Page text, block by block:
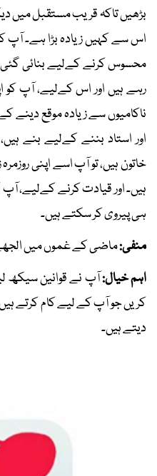
بڑھیں تاکہ قریب مستقبل میں
اس سے کہیں زیادہ بڑا ہے۔ آپ
محسوس کرنے کےلیے بنائی
رہے ہیں اور اس کےلیے، آپ کو
ناکامیوں سے زیادہ موقع دینے
اور استاد بننے کےلیے بنے
خاتون ہیں، تو آپ اسے اپنی
ہیں۔ اور قیادت کرنے کےلیے، آپ
ہی پیروی کر سکتے ہیں۔
منفی:ماضی کے غموں میں
اہم خیال:آپ نے قوانین سیکھ
کریں جو آپ کے لیے کام کرتے
دیتے ہیں۔